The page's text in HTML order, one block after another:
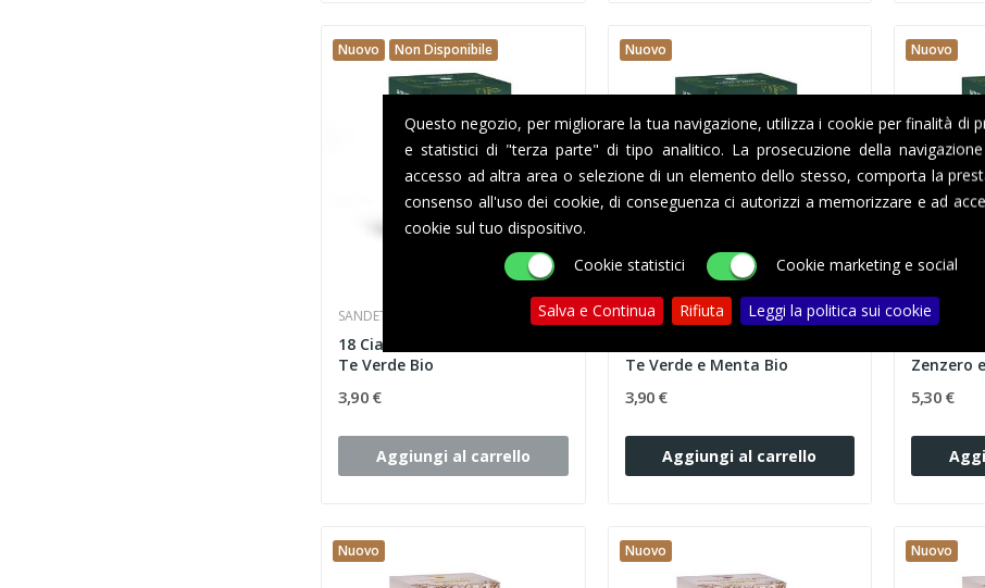
Nuovo Non Disponibile
SANDETRIO SRL
18 Cialde 44mm Sandemetrio
Te Verde Bio
3,90 €
Aggiungi al carrello
Nuovo
SANDETRIO SRL
Te Verde e Menta Bio
3,90 €
Aggiungi al carrello
Nuovo
SANDETRIO
18
Zenzero
5,30 €
Nuovo Nuovo Nuovo
Questo negozio, per migliorare la tua navigazione, utilizza i cookie per finalità di
e statistici di "terza parte" di tipo analitico. La prosecuzione della
accesso ad altra area o selezione di un elemento dello stesso, comporta la
consenso all'uso dei cookie, di conseguenza ci autorizzi a memorizzare e ad
cookie sul tuo dispositivo.
Cookie statistici
Cookie marketing e social
Salva e Continua Rifiuta Leggi la politica sui cookie